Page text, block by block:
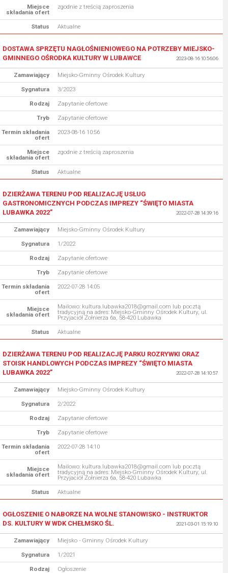
Miejsce
składania ofert
zgodnie z treścią zaproszenia
Status Aktualne
DOSTAWA SPRZĘTU NAGŁOŚNIENIOWEGO NA POTRZEBY MIEJSKO-
GMINNEGO OŚRODKA KULTURY W LUBAWCE
2023-08-16 10:56:06
Zamawiający
Miejsko-Gminny Ośrodek Kultury
Sygnatura
3/2023
Rodzaj
Zapytanie ofertowe
Tryb
Zapytanie ofertowe
Termin składania
ofert
2023-08-16 10:56
Miejsce
składania ofert
zgodnie z treścią zaproszenia
Status Aktualne
DZIERŻAWA TERENU POD REALIZACJĘ USŁUG
GASTRONOMICZNYCH PODCZAS IMPREZY “ŚWIĘTO MIASTA
LUBAWKA 2022”
2022-07-28 14:39:16
Zamawiający
Miejsko-Gminny Ośrodek Kultury
Sygnatura
1/2022
Rodzaj
Zapytanie ofertowe
Tryb
Zapytanie ofertowe
Termin składania
ofert
2022-07-28 14:05
Miejsce
składania ofert
Mailowo: kultura.lubawka2018@gmail.com lub pocztą
tradycyjną na adres: Miejsko-Gminny Ośrodek Kultury, ul.
Przyjaciół Żołnierza 6a, 58-420 Lubawka
Status
Aktualne
DZIERŻAWA TERENU POD REALIZACJĘ PARKU ROZRYWKI ORAZ
STOISK HANDLOWYCH PODCZAS IMPREZY “ŚWIĘTO MIASTA
LUBAWKA 2022”
2022-07-28 14:10:57
Zamawiający
Miejsko-Gminny Ośrodek Kultury
Sygnatura
2/2022
Rodzaj
Zapytanie ofertowe
Tryb
Zapytanie ofertowe
Termin składania
ofert
2022-07-28 14:10
Miejsce
składania ofert
Mailowo: kultura.lubawka2018@gmail.com lub pocztą
tradycyjną na adres: Miejsko-Gminny Ośrodek Kultury, ul.
Przyjaciół Żołnierza 6a, 58-420 Lubawka
Status
Aktualne
OGŁOSZENIE O NABORZE NA WOLNE STANOWISKO - INSTRUKTOR
DS. KULTURY W WDK CHEŁMSKO ŚL.
2021-03-01 15:19:10
Zamawiający
Miejsko - Gminny Ośrodek Kultury
Sygnatura
1/2021
Rodzaj
Ogłoszenie